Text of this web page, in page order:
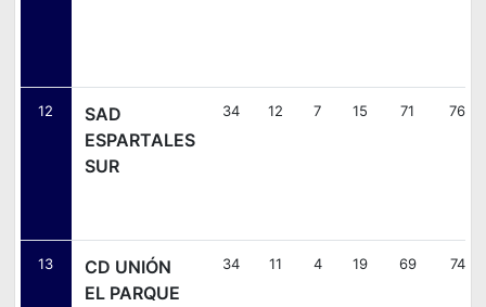
12
SAD
ESPARTALES
SUR
34 12 7 15 71 76
13
CD UNIÓN
EL PARQUE
34 11 4 19 69 74